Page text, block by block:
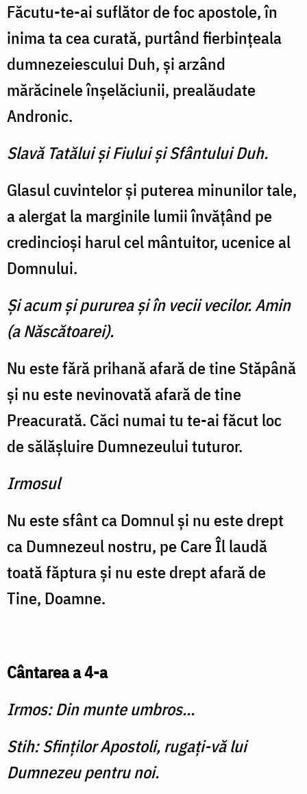
Făcutu-te-ai suflător de foc apostole, în
inima ta cea curată, purtând fierbinţeala
dumnezeiescului Duh, şi arzând
mărăcinele înşelăciunii, prealăudate
Andronic.
Slavă Tatălui şi Fiului şi Sfântului Duh.
Glasul cuvintelor şi puterea minunilor tale,
a alergat la marginile lumii învăţând pe
credincioşi harul cel mântuitor, ucenice al
Domnului.
Şi acum şi pururea şi în vecii vecilor. Amin
(a Născătoarei).
Nu este fără prihană afară de tine Stăpână
şi nu este nevinovată afară de tine
Preacurată. Căci numai tu te-ai făcut loc
de sălăşluire Dumnezeului tuturor.
Irmosul
Nu este sfânt ca Domnul şi nu este drept
ca Dumnezeul nostru, pe Care Îl laudă
toată făptura şi nu este drept afară de
Tine, Doamne.
Cântarea a 4-a
Irmos: Din munte umbros...
Stih: Sfinţilor Apostoli, rugaţi-vă lui
Dumnezeu pentru noi.